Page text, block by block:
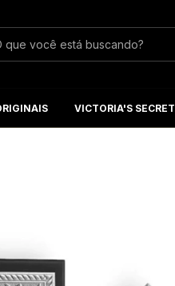
VICTORIA'S SECRET